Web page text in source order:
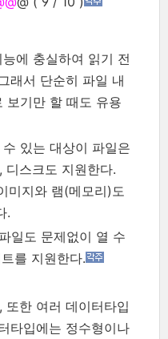
에 충실하여 읽기 전
래서 단순히 파일 내
보기만 할 때도 유용
있는 대상이 파일은
디스크도 지원한다.
미지와 램(메모리)도
.
일도 문제없이 열 수
를 지원한다.
또한 여러 데이터타입
타입에는 정수형이나